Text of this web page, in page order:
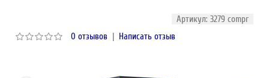
Артикул: 3279 compr
0 отзывов | Написать отзыв